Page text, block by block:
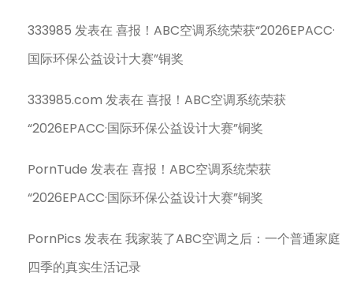
333985 发表在喜报！ABC空调系统荣获“2026EPACC·
国际环保公益设计大赛”铜奖
333985.com 发表在喜报！ABC空调系统荣获
“2026EPACC·国际环保公益设计大赛”铜奖
PornTude 发表在喜报！ABC空调系统荣获
“2026EPACC·国际环保公益设计大赛”铜奖
PornPics 发表在我家装了ABC空调之后：一个普通家庭
四季的真实生活记录